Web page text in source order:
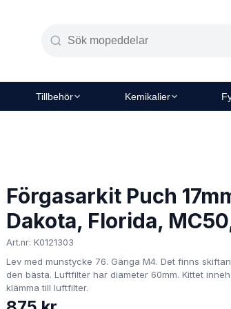
Tillbehör Kemikalier
Förgasarkit Puch
Dakota, Florida,
Art.nr: K0121303
Lev med munstycke 76. Gänga M4. Det finns
den bästa. Luftfilter har diameter 60mm. Kittet
klämma till luftfilter.